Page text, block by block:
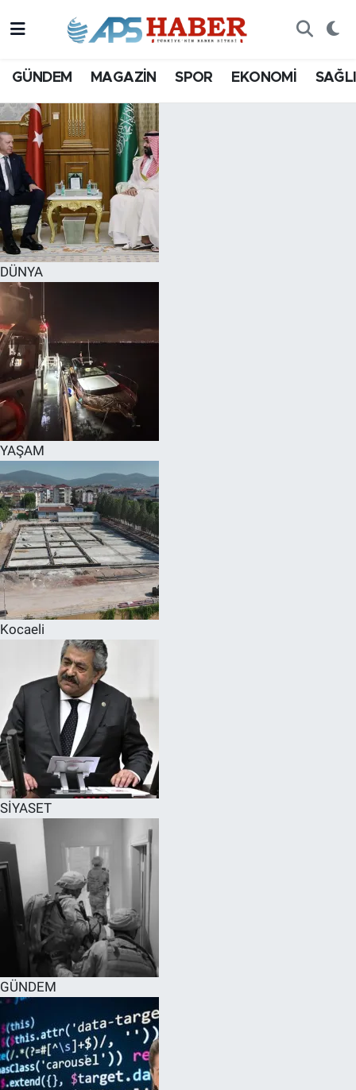
GÜNDEM MAGAZİN SPOR EKONOMİ
DÜNYA
YAŞAM
Kocaeli
SİYASET
GÜNDEM